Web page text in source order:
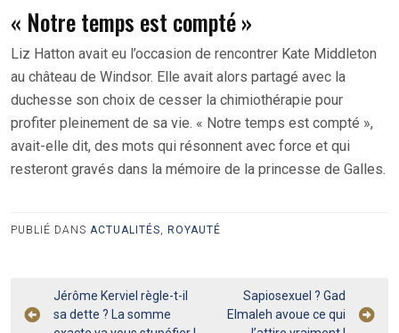
« Notre temps est compté »
Liz Hatton avait eu l’occasion de rencontrer Kate Middleton
au château de Windsor. Elle avait alors partagé avec la
duchesse son choix de cesser la chimiothérapie pour
profiter pleinement de sa vie. « Notre temps est compté »,
avait-elle dit, des mots qui résonnent avec force et qui
resteront gravés dans la mémoire de la princesse de Galles.
PUBLIÉ DANS ACTUALITÉS, ROYAUTÉ
Navigation
de
Jérôme Kerviel règle-t-il
sa dette ? La somme
Sapiosexuel ? Gad
Elmaleh avoue ce qui